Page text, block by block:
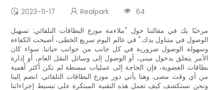
2023-11-17 Realpark
64
مرحبًا بك في مقالتنا حول "ملاءمة موزع البطاقات التلقائي: تسهيل
الوصول في متناول يدك." في عالم اليوم سريع الخطى، أصبحت الكفاءة
وسهولة الوصول ضرورية في كل جانب من جوانب حياتنا. سواء كان
الأمر يتعلق بدخول مبنى، أو الوصول إلى وسائل النقل العام، أو إدارة
بطاقات العضوية، فإن الحاجة إلى عمليات مبسطة لم تكن أكثر أهمية
من أي وقت مضى. وهنا يأتي دور موزع البطاقات التلقائي. انضم إلينا
ونحن نستكشف كيف تعمل هذه التقنية المبتكرة على تبسيط إجراءاتنا